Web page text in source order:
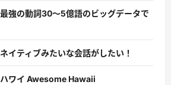
最強の動詞30〜5億語のビッグデータで
イティブみたいな会話がしたい！
ハワイ Awesome Hawaii